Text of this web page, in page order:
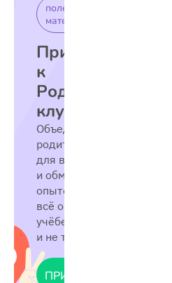
полезные
материалы
Присоединяйтесь
к
Родительскому
клубу
Объединяем
родителей
для взаимоподдержки
и обмена
опытом —
всё о школе,
учёбе
и не только
ПРИСОЕДИНИТЬСЯ